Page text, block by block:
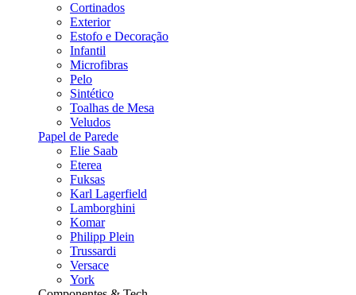
Cortinados
Exterior
Estofo e Decoração
Infantil
Microfibras
Pelo
Sintético
Toalhas de Mesa
Veludos
Papel de Parede
Elie Saab
Eterea
Fuksas
Karl Lagerfield
Lamborghini
Komar
Philipp Plein
Trussardi
Versace
York